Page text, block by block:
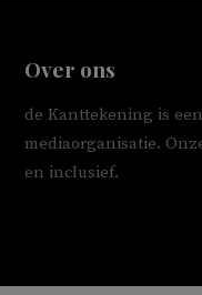
Over ons
de Kanttekening is
mediaorganisatie.
en inclusief.